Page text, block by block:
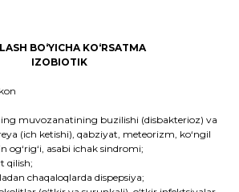
BO‘YICHA KO‘RSATMA
IZOBIOTIK
muvozanatining buzilishi (disbakterioz) va
(ich ketishi), qabziyat, meteorizm, ko‘ngil
og‘rig‘i, asabi ichak sindromi;
qilish;
chaqaloqlarda dispepsiya;